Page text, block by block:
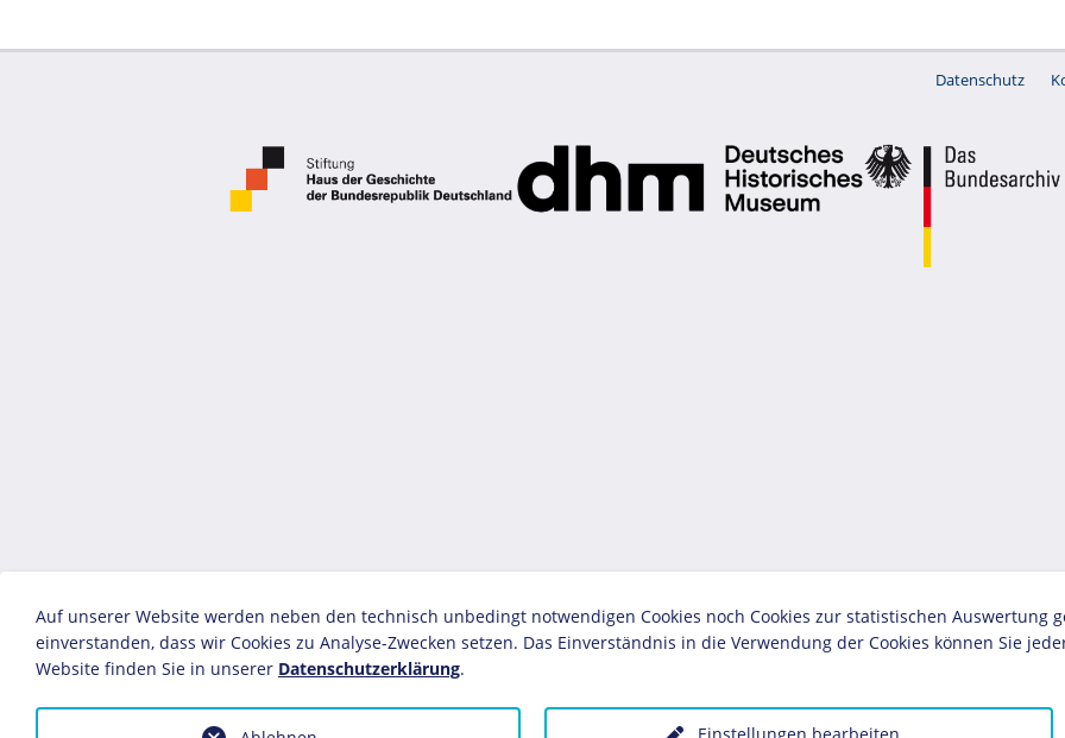
Datenschutz
Auf unserer Website werden neben den technisch unbedingt notwendigen Cookies noch Cookies zur statistischen Auswertung
einverstanden, dass wir Cookies zu Analyse-Zwecken setzen. Das Einverständnis in die Verwendung der Cookies können Sie
Website finden Sie in unserer Datenschutzerklärung.